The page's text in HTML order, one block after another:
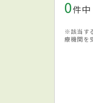
0件中
※該当す
療機関を